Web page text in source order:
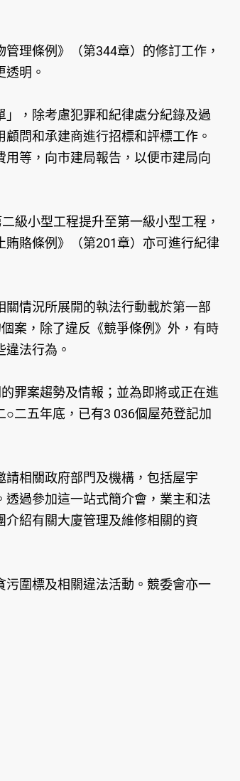
理條例》（第344章）的修訂工作，
明。
，除考慮犯罪和紀律處分紀錄及過
問和承建商進行招標和評標工作。
等，向市建局報告，以便市建局向
小型工程提升至第一級小型工程，
賂條例》（第201章）亦可進行紀律
情況所展開的執法行動載於第一部
案，除了違反《競爭條例》外，有時
法行為。
罪案趨勢及情報；並為即將或正在進
二五年底，已有3 036個屋苑登記加
相關政府部門及機構，包括屋宇
過參加這一站式簡介會，業主和法
紹有關大廈管理及維修相關的資
圍標及相關違法活動。競委會亦一